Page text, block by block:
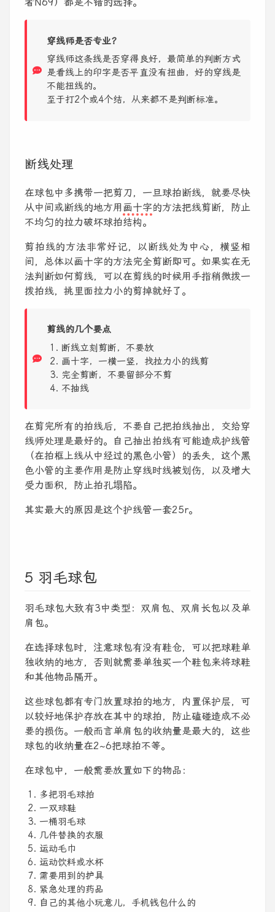
穿线师是否专业？
穿线师这条线是否穿得良好，最简单的判断方式
是看线上的印字是否平直没有扭曲，好的穿线是
不能扭线的。
至于打2个或4个结，从来都不是判断标准。
断线处理
在球包中多携带一把剪刀，一旦球拍断线，就要尽快
从中间或断线的地方用画十字的方法把线剪断，防止
不均匀的拉力破坏球拍结构。
剪拍线的方法非常好记，以断线处为中心，横竖相
间，总体以画十字的方法完全剪断即可。如果实在无
法判断如何剪线，可以在剪线的时候用手指稍微拨一
拨拍线，挑里面拉力小的剪掉就好了。
剪线的几个要点
断线立刻剪断，不要放
画十字，一横一竖，找拉力小的线剪
完全剪断，不要留部分不剪
不抽线
在剪完所有的拍线后，不要自己把拍线抽出，交给穿
线师处理是最好的。自己抽出拍线有可能造成护线管
（在拍框上线从中经过的黑色小管）的丢失，这个黑
色小管的主要作用是防止穿线时线被划伤，以及增大
受力面积，防止拍孔塌陷。
其实最大的原因是这个护线管一套25r。
5 羽毛球包
羽毛球包大致有3中类型：双肩包、双肩长包以及单
肩包。
在选择球包时，注意球包有没有鞋仓，可以把球鞋单
独收纳的地方，否则就需要单独买一个鞋包来将球鞋
和其他物品隔开。
这些球包都有专门放置球拍的地方，内置保护层，可
以较好地保护存放在其中的球拍，防止磕碰造成不必
要的损伤。一般而言单肩包的收纳量是最大的，这些
球包的收纳量在2~6把球拍不等。
在球包中，一般需要放置如下的物品：
多把羽毛球拍
一双球鞋
一桶羽毛球
几件替换的衣服
运动毛巾
运动饮料或水杯
需要用到的护具
紧急处理的药品
自己的其他小玩意儿，手机钱包什么的